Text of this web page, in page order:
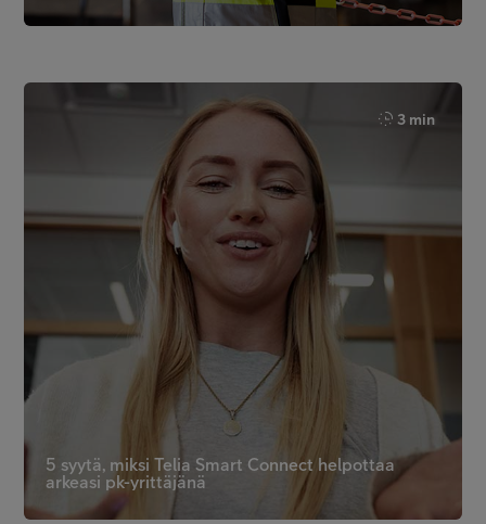
3 min
5 syytä, miksi Telia Smart Connect helpottaa
arkeasi pk-yrittäjänä